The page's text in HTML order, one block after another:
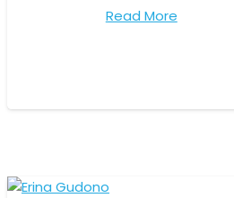
Read More